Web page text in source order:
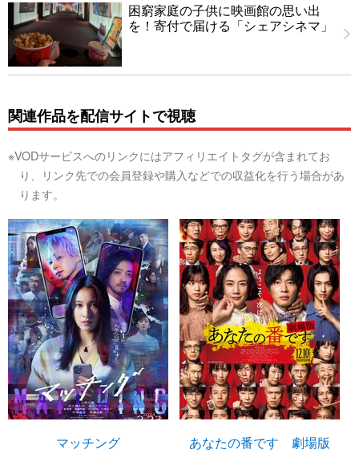
困窮家庭の子供に映画館の思い出
を！寄付で届ける「シェアシネマ」
関連作品を配信サイトで視聴
※VODサービスへのリンクにはアフィリエイトタグが含まれてお
り、リンク先での会員登録や購入などでの収益化を行う場合があ
ります。
マッチング あなたの番です 劇場版